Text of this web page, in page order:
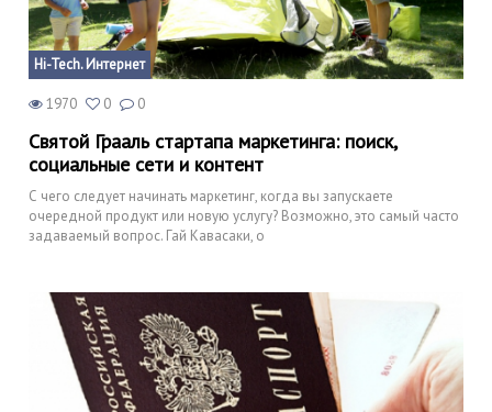
Hi-Tech. Интернет
1970 0 0
Святой Грааль стартапа маркетинга: поиск,
социальные сети и контент
С чего следует начинать маркетинг, когда вы запускаете
очередной продукт или новую услугу? Возможно, это самый часто
задаваемый вопрос. Гай Кавасаки, о